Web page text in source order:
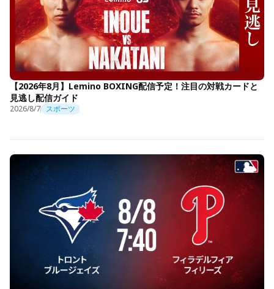
【2026年8月】Lemino BOXING配信予定！注目の対戦カードと
見逃し配信ガイド
2026/8/7 スポーツ